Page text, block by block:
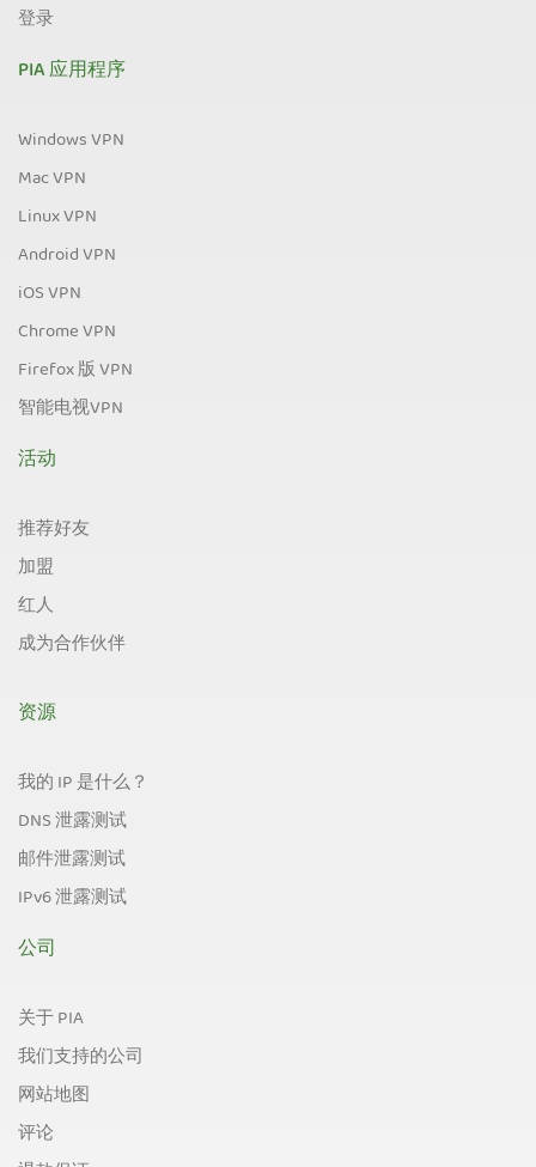
登录
PIA 应用程序
Windows VPN
Mac VPN
Linux VPN
Android VPN
iOS VPN
Chrome VPN
Firefox 版 VPN
智能电视VPN
活动
推荐好友
加盟
红人
成为合作伙伴
资源
我的 IP 是什么？
DNS 泄露测试
邮件泄露测试
IPv6 泄露测试
公司
关于 PIA
我们支持的公司
网站地图
评论